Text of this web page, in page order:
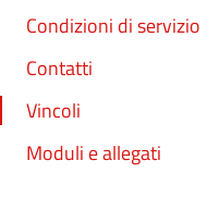
Condizioni di servizio
Contatti
Vincoli
Moduli e allegati